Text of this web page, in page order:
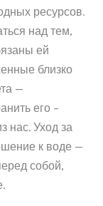
ресурсов.
над тем,
ей
близко
—
его –
нас. Уход за
к воде —
собой,